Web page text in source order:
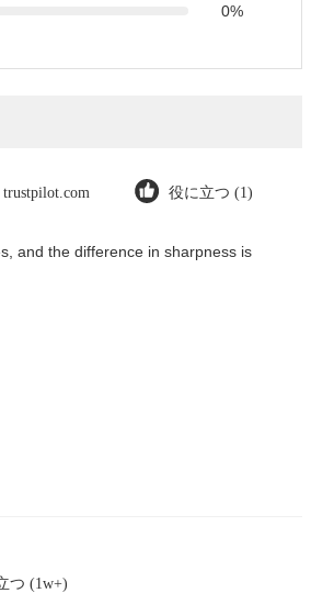
0%
trustpilot.com 役に立つ (1)
and the difference in sharpness is
つ (1w+)